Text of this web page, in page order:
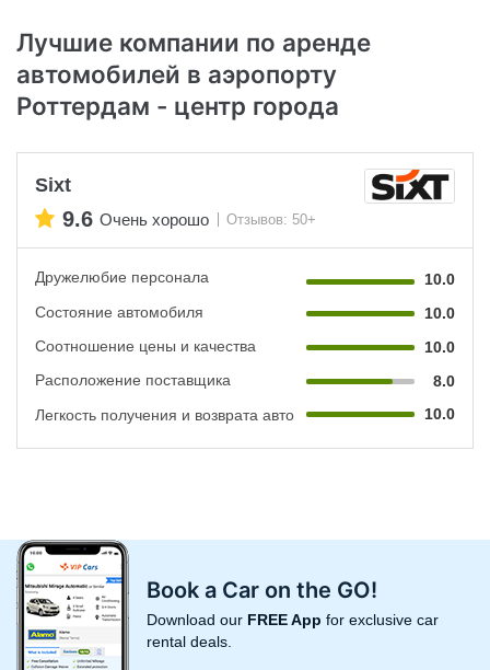
Лучшие компании по аренде
автомобилей в аэропорту
Роттердам - центр города
Sixt
9.6 Очень хорошо Отзывов: 50+
Дружелюбие персонала
10.0
Состояние автомобиля
10.0
Соотношение цены и качества
10.0
Расположение поставщика
8.0
Легкость получения и возврата авто
10.0
Book a Car on the GO!
Download our FREE App for exclusive car
rental deals.